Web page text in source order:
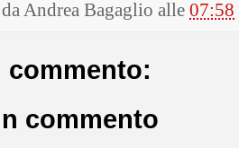
Andrea Bagaglio alle 07:58
commento:
commento